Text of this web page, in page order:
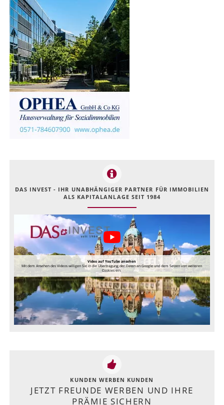
DAS INVEST - IHR UNABHÄNGIGER PARTNER FÜR IMMOBILIEN
ALS KAPITALANLAGE SEIT 1984
Video auf YouTube ansehen
Mit dem Ansehen des Videos willigen Sie in die Übertragung der Daten an Google und dem Setzen von weiteren
Cookies ein.
KUNDEN WERBEN KUNDEN
JETZT FREUNDE WERBEN UND IHRE
PRÄMIE SICHERN